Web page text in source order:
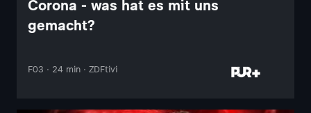
Corona - was hat es mit uns
gemacht?
F03 · 24 min · ZDFtivi